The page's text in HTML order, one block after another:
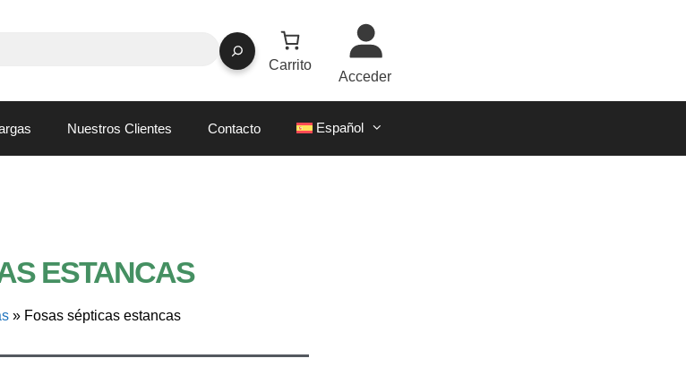
Carrito
Acceder
Nuestros Clientes Contacto Español
ESTANCAS
» Fosas sépticas estancas